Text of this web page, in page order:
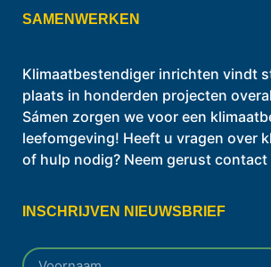
SAMENWERKEN
Klimaatbestendiger inrichten vindt
plaats in honderden projecten
Sámen zorgen we voor een
leefomgeving! Heeft u vragen over
of hulp nodig? Neem gerust
INSCHRIJVEN NIEUWSBRIEF